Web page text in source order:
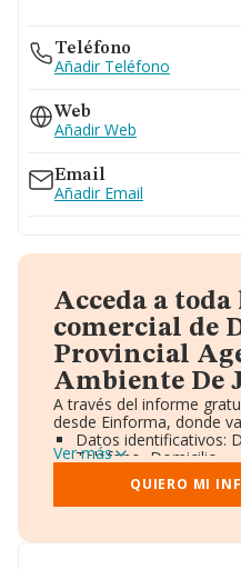
Teléfono
Añadir Teléfono
Web
Añadir Web
Email
Añadir Email
Acceda a
comercial de
Provincial
Ambiente De
A través del informe
desde Einforma, donde
Datos identificativos:
Teléfono, Domicilio.
Informe Mercantil
Gráficos de Evolución
Consejo de
Accionistas.
Ver más
QUIERO MI